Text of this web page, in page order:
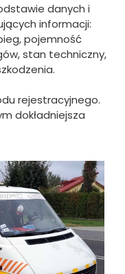
danych i
informacji:
pojemność
stan techniczny,
rejestracyjnego.
dokładniejsza